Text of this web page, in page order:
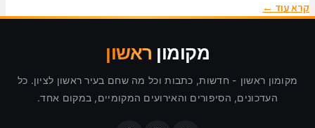
קרא עוד ←
מקומון ראשון
מקומון ראשון - חדשות, כתבות וכל מה שחם בעיר ראשון לציון. כל
העדכונים, הסיפורים והאירועים המקומיים, במקום אחד.